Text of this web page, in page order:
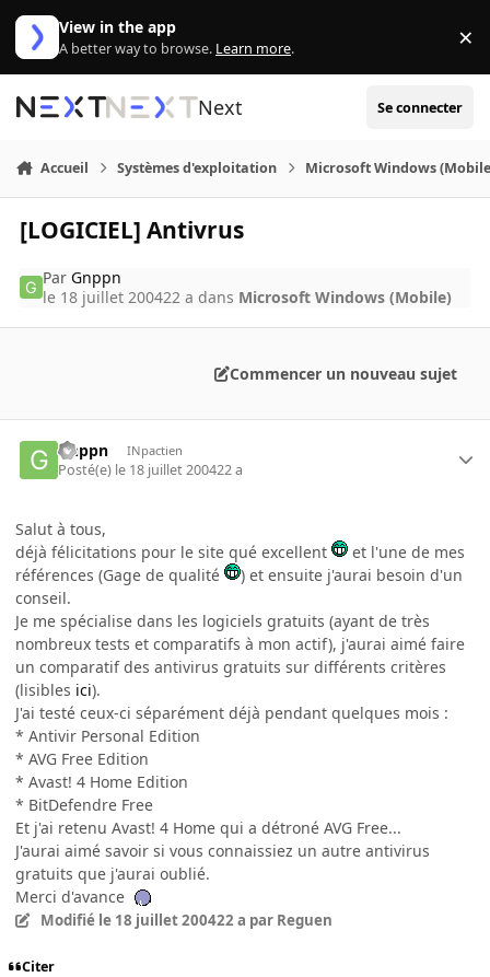
Aller au contenu
View in the app
A better way to browse. Learn more. ×
Next Se connecter
Accueil Systèmes d'exploitation Microsoft Windows
[LOGICIEL] Antivrus
Par Gnppn
le 18 juillet 200422 a dans Microsoft Windows (Mobile)
Commencer un nouveau sujet
Gnppn INpactien
Posté(e) le 18 juillet 200422 a
Salut à tous,
déjà félicitations pour le site qué excellent
et l'une de mes
références (Gage de qualité
) et ensuite j'aurai besoin d'un
conseil.
Je me spécialise dans les logiciels gratuits (ayant de très
nombreux tests et comparatifs à mon actif), j'aurai aimé faire
un comparatif des antivirus gratuits sur différents critères
(lisibles ici).
J'ai testé ceux-ci séparément déjà pendant quelques mois :
* Antivir Personal Edition
* AVG Free Edition
* Avast! 4 Home Edition
* BitDefendre Free
Et j'ai retenu Avast! 4 Home qui a détroné AVG Free...
J'aurai aimé savoir si vous connaissiez un autre antivirus
gratuits que j'aurai oublié.
Merci d'avance
Modifié le 18 juillet 200422 a par Reguen
Citer